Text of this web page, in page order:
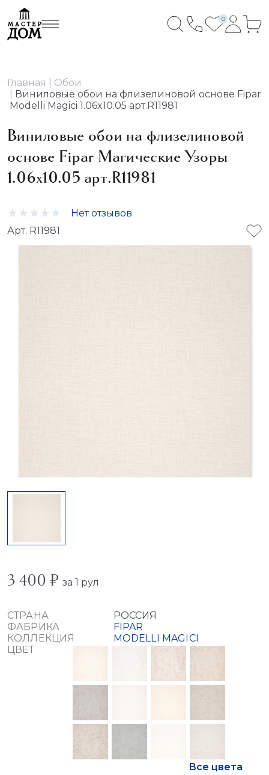
0
Главная
Обои
Виниловые обои на флизелиновой основе Fipar
Modelli Magici 1.06x10.05 арт.R11981
Виниловые обои на флизелиновой
основе Fipar Магические Узоры
1.06x10.05 арт.R11981
Нет отзывов
Арт. R11981
3 400 ₽ за 1 рул
СТРАНА
РОССИЯ
ФАБРИКА
FIPAR
КОЛЛЕКЦИЯ
MODELLI MAGICI
ЦВЕТ
Все цвета